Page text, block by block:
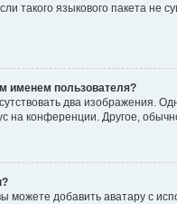
такого языкового пакета
именем пользователя?
два изображения.
на конференции. Другое,
можете добавить аватару с